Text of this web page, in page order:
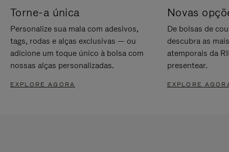
Torne-a única
Personalize sua mala com adesivos,
tags, rodas e alças exclusivas — ou
adicione um toque único à bolsa com
nossas alças personalizadas.
EXPLORE AGORA
Novas
De bolsas de
descubra as
atemporais da
presentear.
EXPLORE